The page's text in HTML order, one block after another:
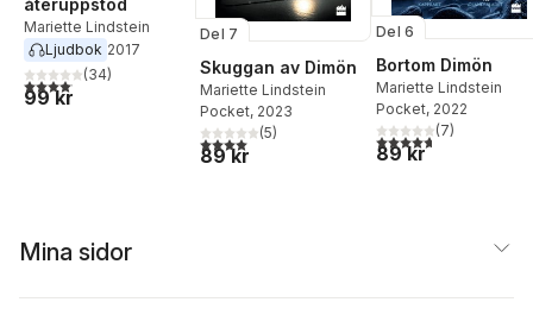
återuppstod
Mariette Lindstein
Ljudbok 2017
4,1utav 5 stjärnor. Totalt antal röster:
(34)
99 kr
Del 7
Skuggan av Dimön
Mariette Lindstein
Pocket, 2023
4,0utav 5 stjärnor. Totalt antal röster:
(5)
89 kr
Del 6
Bortom Dimön
Mariette Lindstein
Pocket, 2022
4,7utav 5 stjärnor.
(7)
89 kr
Mina sidor